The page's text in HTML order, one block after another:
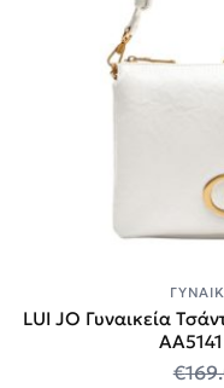
LUI JO Γυναικεία
€